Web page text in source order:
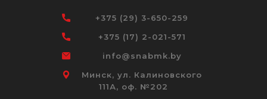
+375 (29) 3-650-259
+375 (17) 2-021-571
info@snabmk.by
Минск, ул. Калиновского
111А, оф. №202